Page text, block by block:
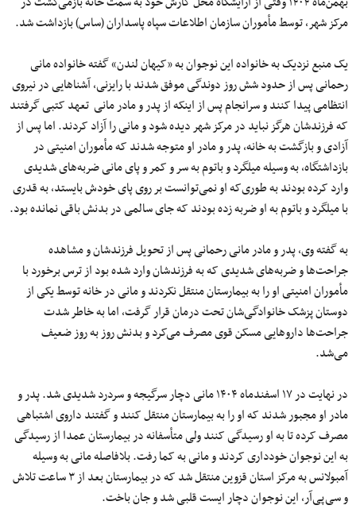
مرکز شهر، توسط مأموران سازمان اطلاعات سپاه پاسداران (ساس) بازداشت شد.
یک منبع نزدیک به خانواده این نوجوان به «کیهان لندن» گفته خانواده مانی
رحمانی پس از حدود شش روز دوندگی موفق شدند با رایزنی، آشناهایی در نیروی
انتظامی پیدا کنند و سرانجام پس از اینکه از پدر و مادر مانی تعهد کتبی گرفتند
که فرزندشان هرگز نباید در مرکز شهر دیده شود و مانی را آزاد کردند. اما پس از
آزادی ‌و بازگشت به خانه، پدر و مادر او متوجه شدند که مأموران امنیتی در
بازداشتگاه، به وسیله میلگرد و باتوم به سر و کمر و پای مانی ضربه‌های شدیدی
وارد کرده بودند به طوری‌که او نمی‌توانست بر روی پای خودش بایستد، به قدری
با میلگرد و باتوم به او ضربه زده بودند که جای سالمی در بدنش باقی نمانده بود.
به گفته وی، پدر و مادر مانی رحمانی پس از تحویل فرزندشان و مشاهده
جراحت‌ها و ضربه‌های شدیدی که به فرزندشان وارد شده بود از ترس برخورد با
مأموران امنیتی او را به بیمارستان منتقل نکردند و مانی در خانه توسط یکی از
دوستان پزشک خانوادگی‌شان تحت درمان قرار گرفت، اما به خاطر شدت
جراحت‌ها داروهایی مسکن قوی مصرف می‌کرد و بدنش روز به روز ضعیف
می‌شد.
در نهایت در ۱۷ اسفندماه ۱۴۰۴ مانی دچار سرگیجه و سردرد شدیدی شد. پدر و
مادر او مجبور شدند که او را به بیمارستان منتقل کنند و گفتند داروی اشتباهی
مصرف کرده تا به او رسیدگی کنند ولی متأسفانه در بیمارستان عمدا از رسیدگی
به این نوجوان خودداری کردند و مانی به کما رفت. بلافاصله مانی به وسیله
آمبولانس به مرکز استان قزوین منتقل شد که در بیمارستان بعد از ۳ ساعت تلاش
و سی‌پی‌آر، این نوجوان دچار ایست قلبی شد و جان باخت.